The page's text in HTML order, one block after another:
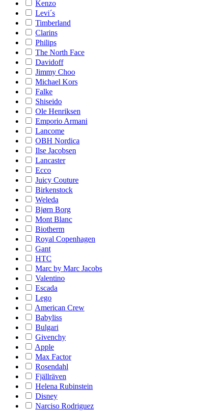
Kenzo
Levi´s
Timberland
Clarins
Philips
The North Face
Davidoff
Jimmy Choo
Michael Kors
Falke
Shiseido
Ole Henriksen
Emporio Armani
Lancome
OBH Nordica
Ilse Jacobsen
Lancaster
Ecco
Juicy Couture
Birkenstock
Weleda
Bjørn Borg
Mont Blanc
Biotherm
Royal Copenhagen
Gant
HTC
Marc by Marc Jacobs
Valentino
Escada
Lego
American Crew
Babyliss
Bulgari
Givenchy
Apple
Max Factor
Rosendahl
Fjällräven
Helena Rubinstein
Disney
Narciso Rodriguez